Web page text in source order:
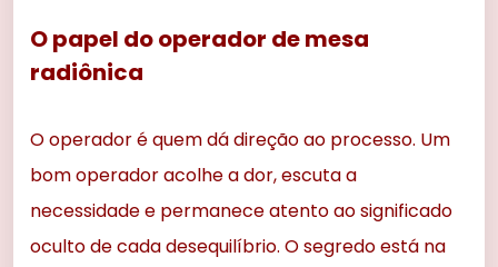
O papel do operador de mesa
radiônica
O operador é quem dá direção ao processo. Um
bom operador acolhe a dor, escuta a
necessidade e permanece atento ao significado
oculto de cada desequilíbrio. O segredo está na